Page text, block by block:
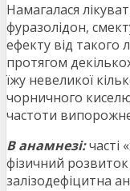
Намагалася
фуразолідон,
ефекту від такого
протягом
їжу невеликої
чорничного
частоти
В анамнезі:часті
фізичний
залізодефіцитна